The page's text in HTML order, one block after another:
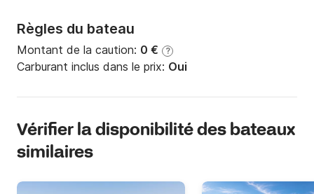
Règles du bateau
Montant de la caution: 0 € ?
Carburant inclus dans le prix: Oui
Vérifier la disponibilité des bateaux
similaires